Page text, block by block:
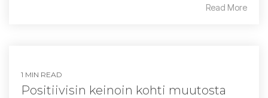
Read More
1 MIN READ
Positiivisin keinoin kohti muutosta